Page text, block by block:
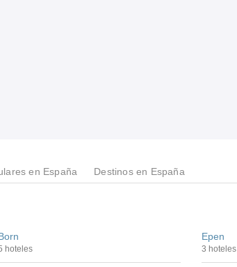
en España Destinos en España
hoteles
Epen
3 hoteles